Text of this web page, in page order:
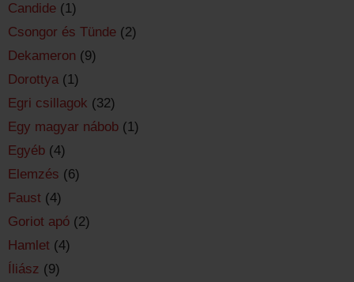
Candide (1)
Csongor és Tünde (2)
Dekameron (9)
Dorottya (1)
Egri csillagok (32)
Egy magyar nábob (1)
Egyéb (4)
Elemzés (6)
Faust (4)
Goriot apó (2)
Hamlet (4)
Íliász (9)